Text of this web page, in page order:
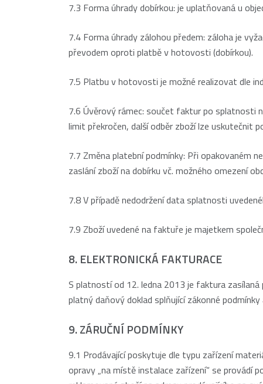
7.3 Forma úhrady dobírkou: je uplatňovaná u
7.4 Forma úhrady zálohou předem: záloha je
převodem oproti platbě v hotovosti (dobírkou).
7.5 Platbu v hotovosti je možné realizovat dle
7.6 Úvěrový rámec: součet faktur po splatnosti
limit překročen, další odběr zboží lze uskutečnit
7.7 Změna platební podmínky: Při opakovaném
zaslání zboží na dobírku vč. možného omezení
7.8 V případě nedodržení data splatnosti
7.9 Zboží uvedené na faktuře je majetkem
8. ELEKTRONICKÁ FAKTURACE
S platností od 12. ledna 2013 je faktura
platný daňový doklad splňující zákonné
9. ZÁRUČNÍ PODMÍNKY
9.1 Prodávající poskytuje dle typu zařízení
opravy „na místě instalace zařízení“ se provádí